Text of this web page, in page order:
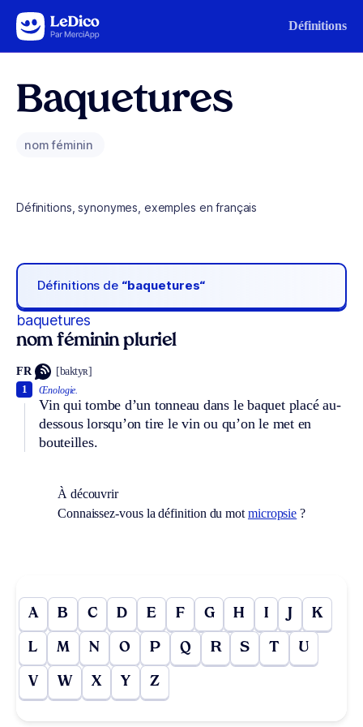
Aller au contenu Définitions
Baquetures
nom féminin
Définitions, synonymes, exemples en français
Définitions de “baquetures“
baquetures
nom féminin pluriel
FR [baktyʀ]
Œnologie.
Vin qui tombe d’un tonneau dans le baquet placé au-
dessous lorsqu’on tire le vin ou qu’on le met en
bouteilles.
1
À découvrir
Connaissez-vous la définition du mot micropsie ?
A B C D E F G H I J K
L M N O P Q R S T U
V W X Y Z